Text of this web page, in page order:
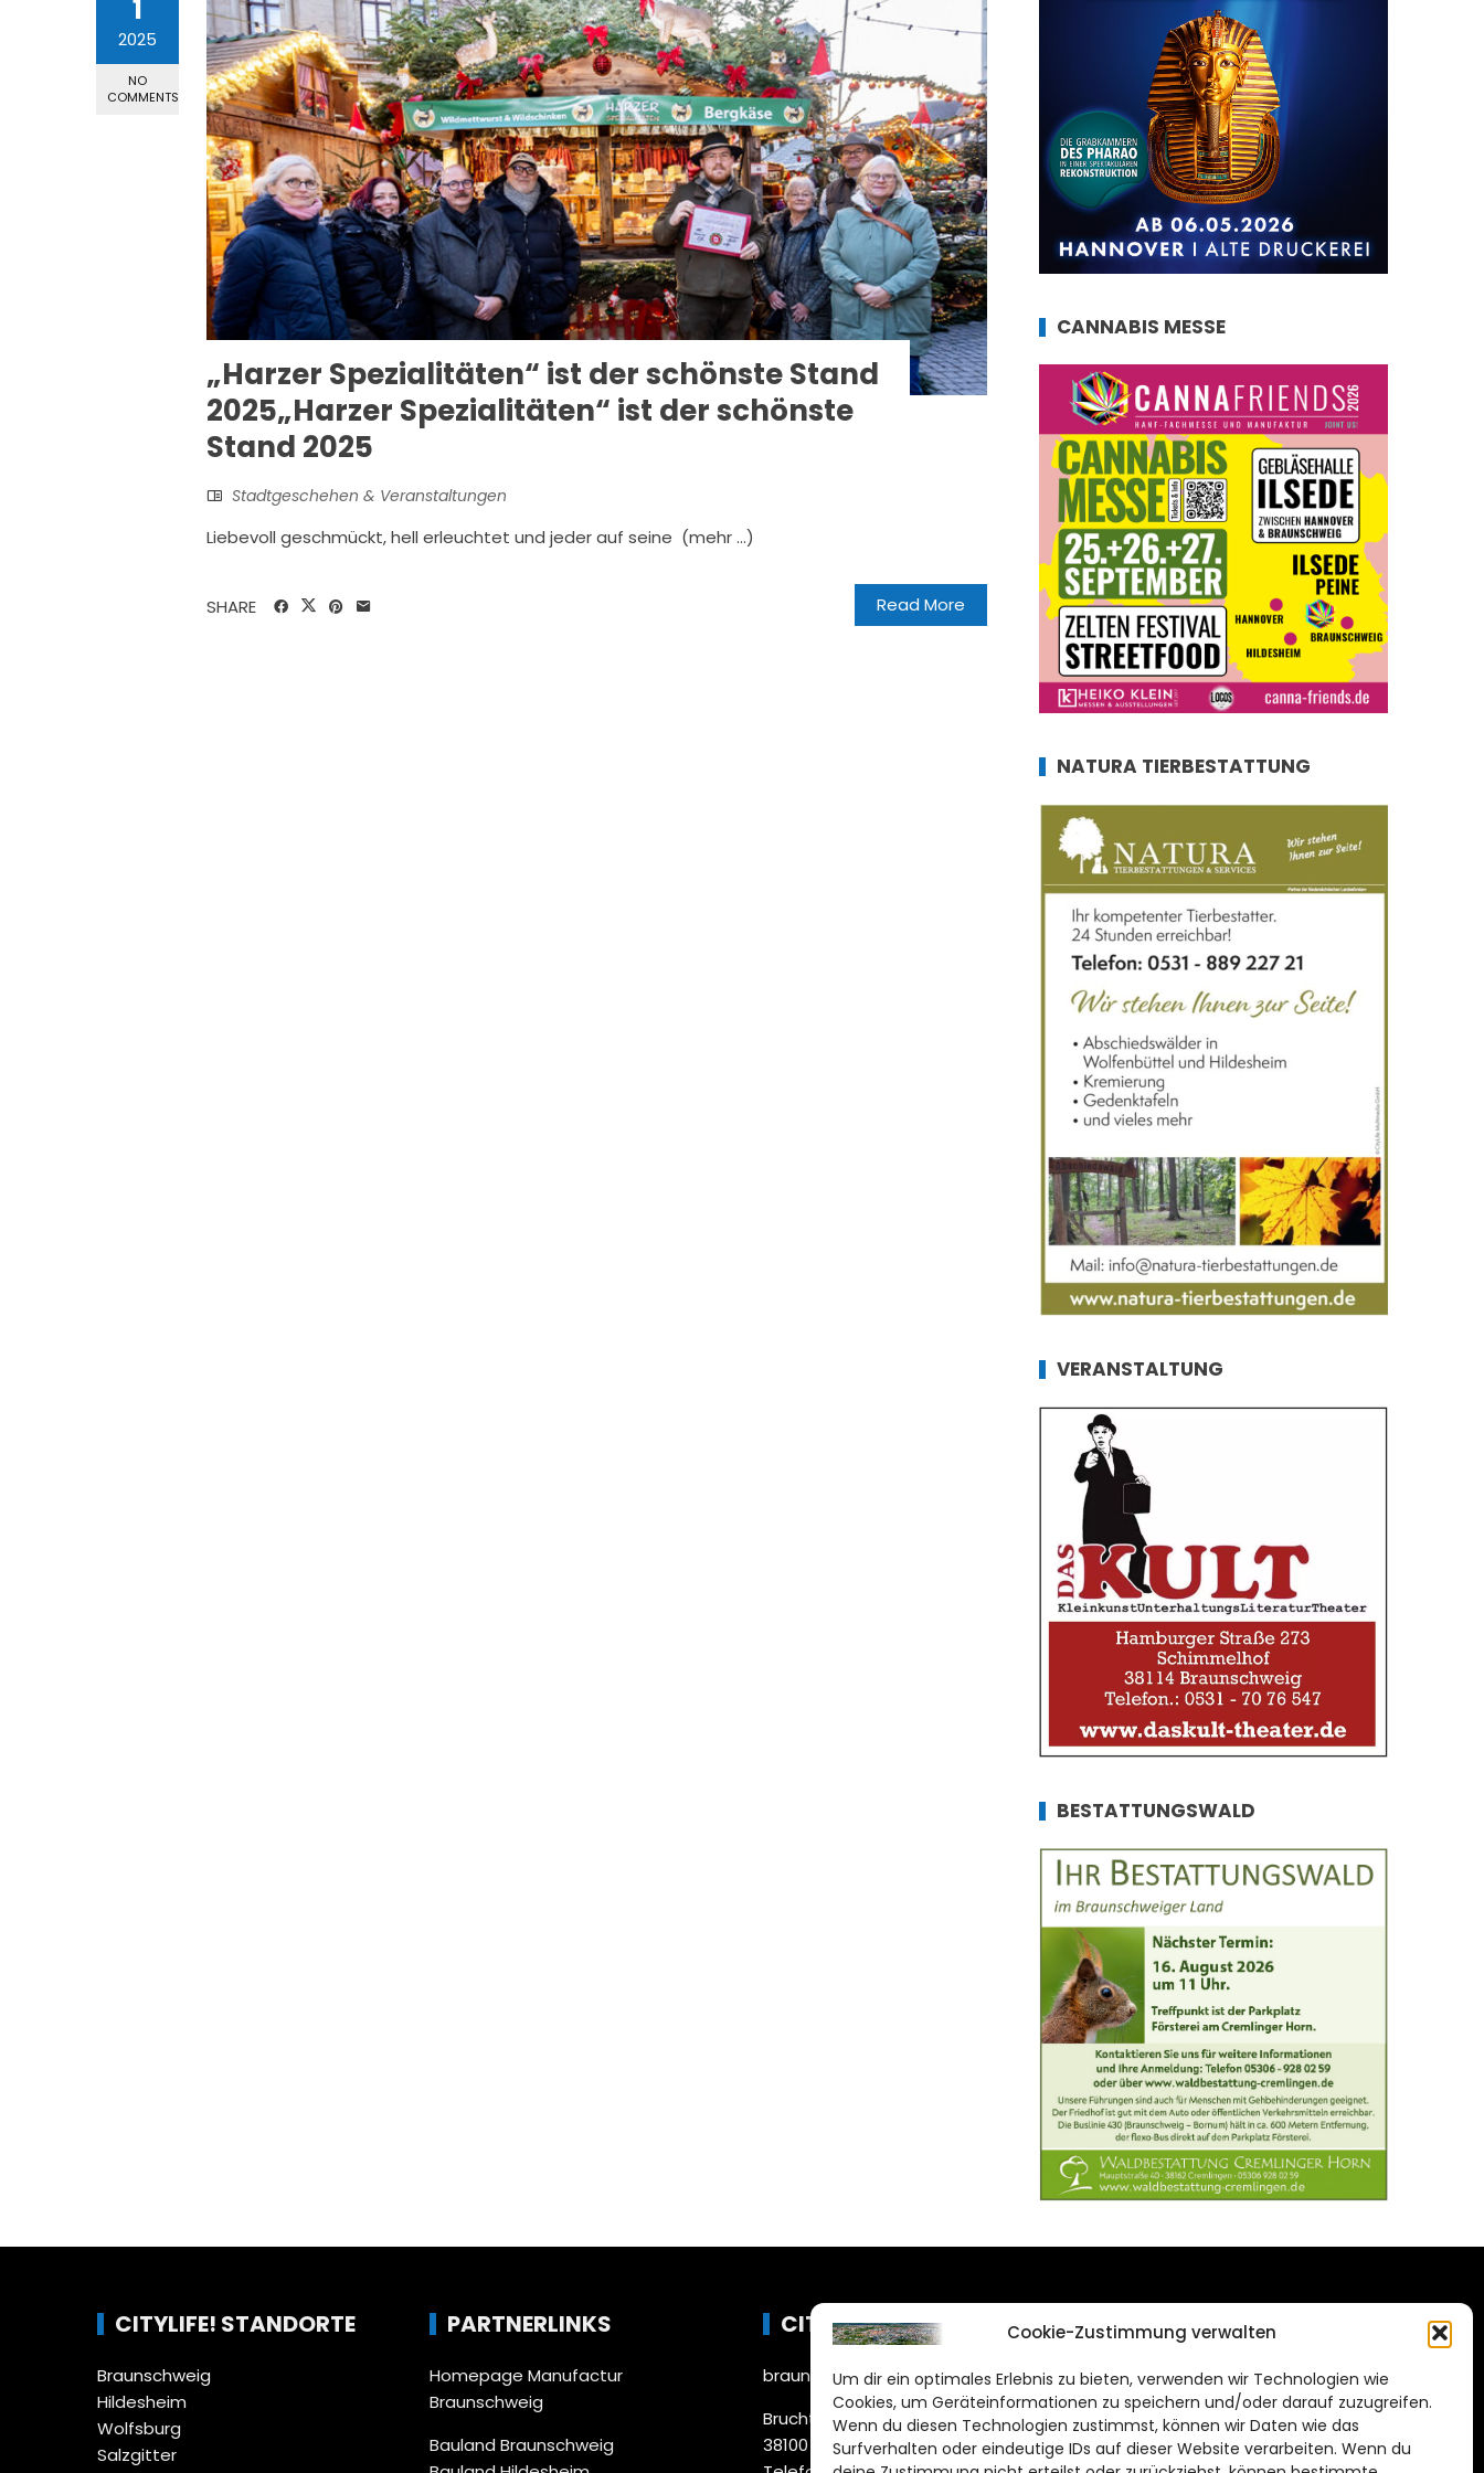
Cookie-Zustimmung verwalten
Um dir ein optimales Erlebnis zu bieten, verwenden wir Technologien wie
Cookies, um Geräteinformationen zu speichern und/oder darauf zuzugreifen.
Wenn du diesen Technologien zustimmst, können wir Daten wie das
Surfverhalten oder eindeutige IDs auf dieser Website verarbeiten. Wenn du
1
2025
NO
COMMENTS
„Harzer Spezialitäten“ ist der schönste Stand
2025„Harzer Spezialitäten“ ist der schönste
Stand 2025
Stadtgeschehen & Veranstaltungen
Liebevoll geschmückt, hell erleuchtet und jeder auf seine (mehr …)
Read More
SHARE
CANNABIS MESSE
NATURA TIERBESTATTUNG
VERANSTALTUNG
BESTATTUNGSWALD
CITYLIFE! STANDORTE
Braunschweig
Hildesheim
Wolfsburg
Salzgitter
PARTNERLINKS
Homepage Manufactur
Braunschweig
Bauland Braunschweig
CITYLIFE!
braunschweig@citylifemedien.de
Bruchtorwall 12
38100 Braunschweig
DAS STADTMAGAZIN
FÜR BRAUNSCHWEIG
Impressum
Datenschutzerklärung
Cookie Richtlinie